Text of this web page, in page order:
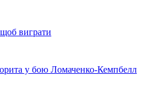
виграти
у бою Ломаченко-Кемпбелл